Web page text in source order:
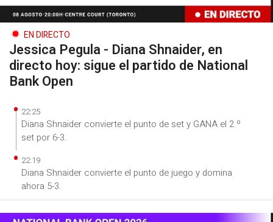
EN DIRECTO
Jessica Pegula - Diana Shnaider, en
directo hoy: sigue el partido de National
Bank Open
22:25
Diana Shnaider convierte el punto de set y GANA el 2.º
set por 6-3.
22:19
Diana Shnaider convierte el punto de juego y domina
ahora 5-3.